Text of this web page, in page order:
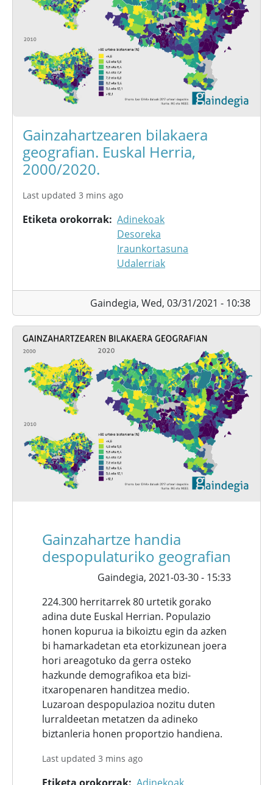
Gainzahartzearen bilakaera
geografian. Euskal Herria,
2000/2020.
Last updated 3 mins ago
Etiketa orokorrak Adinekoak
Desoreka
Iraunkortasuna
Udalerriak
Gaindegia, Wed, 03/31/2021 - 10:38
Gainzahartze handia
despopulaturiko geografian
Gaindegia, 2021-03-30 - 15:33
224.300 herritarrek 80 urtetik gorako
adina dute Euskal Herrian. Populazio
honen kopurua ia bikoiztu egin da azken
bi hamarkadetan eta etorkizunean joera
hori areagotuko da gerra osteko
hazkunde demografikoa eta bizi-
itxaropenaren handitzea medio.
Luzaroan despopulazioa nozitu duten
lurraldeetan metatzen da adineko
biztanleria honen proportzio handiena.
Last updated 3 mins ago